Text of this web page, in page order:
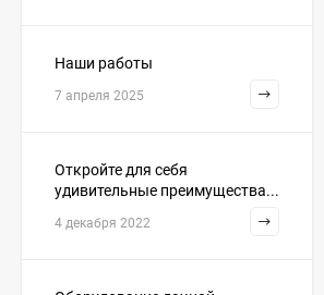
Наши работы
7 апреля 2025
Откройте для себя
удивительные преимущества...
4 декабря 2022